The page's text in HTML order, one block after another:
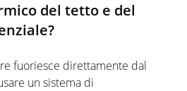
del tetto e del
fuoriesce direttamente dal
un sistema di